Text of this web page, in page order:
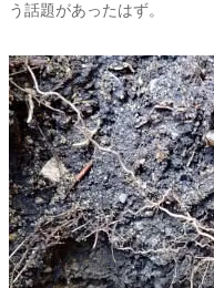
う話題があったはず。